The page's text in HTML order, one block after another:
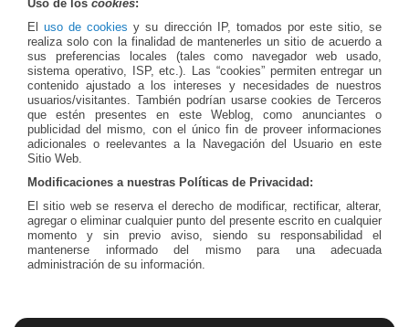
Uso de los cookies:
Eluso de cookies y su dirección IP, tomados por este sitio, se
realiza solo con la finalidad de mantenerles un sitio de acuerdo a
sus preferencias locales (tales como navegador web usado,
sistema operativo, ISP, etc.). Las “cookies” permiten entregar un
contenido ajustado a los intereses y necesidades de nuestros
usuarios/visitantes. También podrían usarse cookies de Terceros
que estén presentes en este Weblog, como anunciantes o
publicidad del mismo, con el único fin de proveer informaciones
adicionales o reelevantes a la Navegación del Usuario en este
Sitio Web.
Modificaciones a nuestras Políticas de Privacidad:
El sitio web se reserva el derecho de modificar, rectificar, alterar,
agregar o eliminar cualquier punto del presente escrito en cualquier
momento y sin previo aviso, siendo su responsabilidad el
mantenerse informado del mismo para una adecuada
administración de su información.